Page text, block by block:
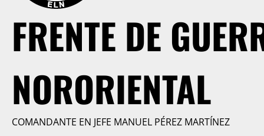
FRENTE DE
NORORIENTAL
COMANDANTE EN JEFE MANUEL PÉREZ MARTÍNEZ